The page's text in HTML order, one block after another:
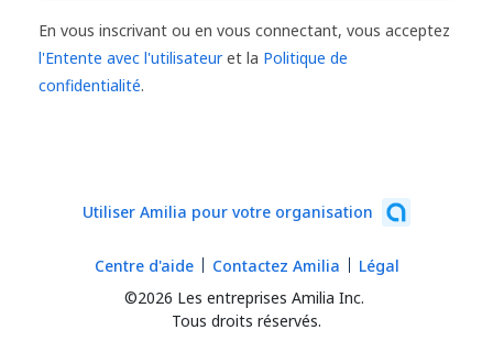
En vous inscrivant ou en vous connectant, vous acceptez
l'Entente avec l'utilisateuret la Politique de
confidentialité.
Utiliser Amilia pour votre organisation
©2026 Les entreprises Amilia Inc.
Tous droits réservés.
Centre d'aide Contactez Amilia Légal